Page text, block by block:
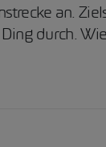
an.
durch.